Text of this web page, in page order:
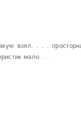
взял. . . .
мало. . .